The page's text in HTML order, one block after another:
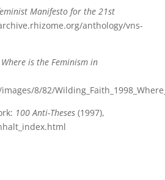
Manifesto for the 21st
anthology/vns-
Where is the Feminism in
8/82/
100 Anti-Theses (1997),